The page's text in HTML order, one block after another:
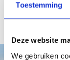
Toestemming
Deze website
We gebruiken
Plan je